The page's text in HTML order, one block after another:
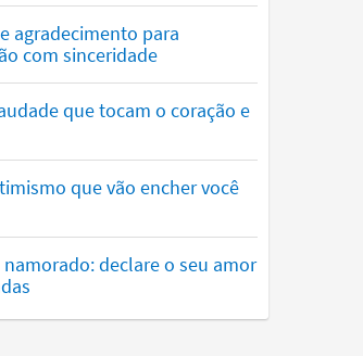
agradecimento para
com sinceridade
que tocam o coração e
que vão encher você
namorado: declare o seu amor